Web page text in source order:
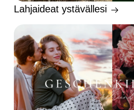
Lahjaideat ystävällesi